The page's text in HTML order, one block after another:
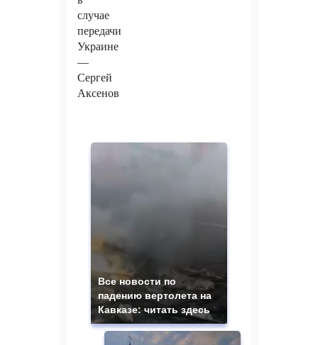
Все новости по
падению вертолета на
Кавказе: читать здесь